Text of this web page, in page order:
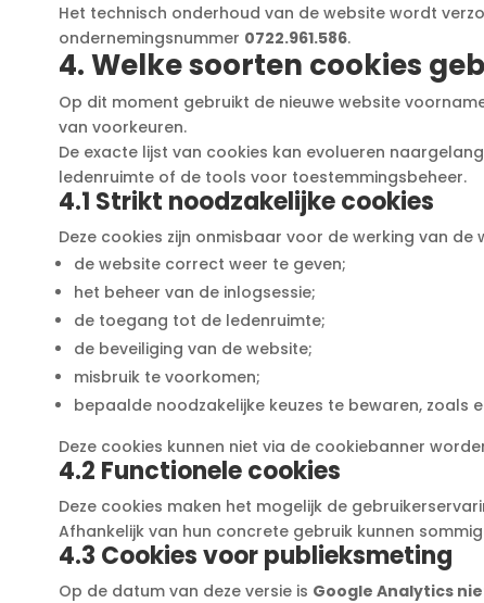
Het technisch onderhoud van de website wordt
ondernemingsnummer 0722.961.586.
4. Welke soorten cookies
Op dit moment gebruikt de nieuwe website
van voorkeuren.
De exacte lijst van cookies kan evolueren
ledenruimte of de tools voor toestemmingsbeheer.
4.1 Strikt noodzakelijke cookies
Deze cookies zijn onmisbaar voor de werking van
de website correct weer te geven;
het beheer van de inlogsessie;
de toegang tot de ledenruimte;
de beveiliging van de website;
misbruik te voorkomen;
bepaalde noodzakelijke keuzes te bewaren,
Deze cookies kunnen niet via de cookiebanner
4.2 Functionele cookies
Deze cookies maken het mogelijk de
Afhankelijk van hun concrete gebruik kunnen
4.3 Cookies voor publieksmeting
Op de datum van deze versie is Google Analytics